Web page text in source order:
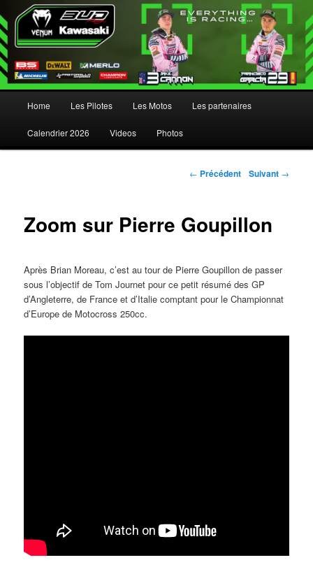
Aller au contenu principal
Aller au contenu secondaire
Home Les Pilotes Les Motos Les partenaires
Calendrier 2026 Videos Photos
Navigation des articles
← Précédent Suivant →
Zoom sur Pierre Goupillon
Après Brian Moreau, c’est au tour de Pierre Goupillon de passer
sous l’objectif de Tom Journet pour ce petit résumé des GP
d’Angleterre, de France et d’Italie comptant pour le Championnat
d’Europe de Motocross 250cc.